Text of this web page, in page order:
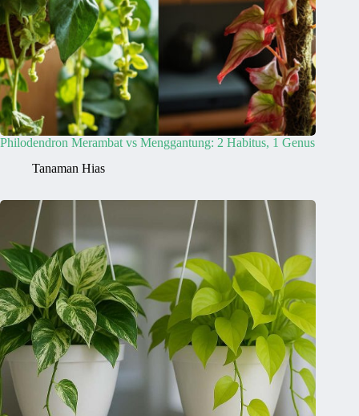
Philodendron Merambat vs Menggantung: 2 Habitus, 1 Genus
Tanaman Hias